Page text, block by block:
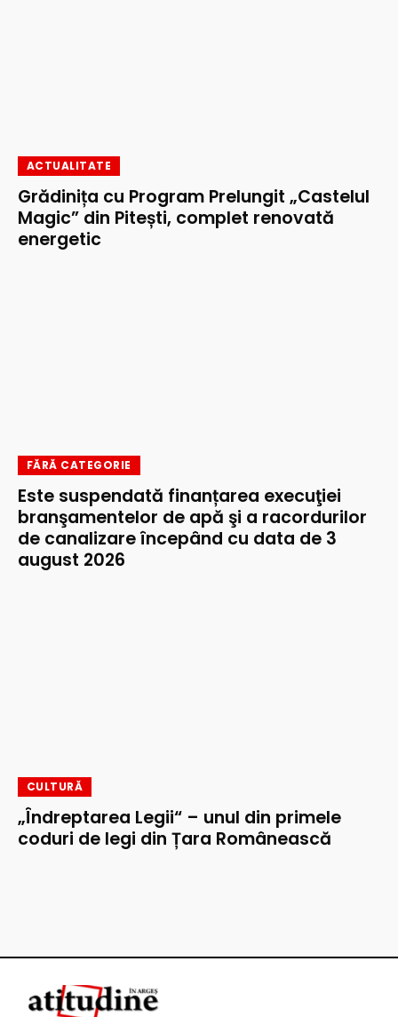
ACTUALITATE
Grădinița cu Program Prelungit „Castelul
Magic” din Pitești, complet renovată
energetic
FĂRĂ CATEGORIE
Este suspendată finanțarea execuţiei
branşamentelor de apă şi a racordurilor
de canalizare începând cu data de 3
august 2026
CULTURĂ
„Îndreptarea Legii“ – unul din primele
coduri de legi din Țara Românească